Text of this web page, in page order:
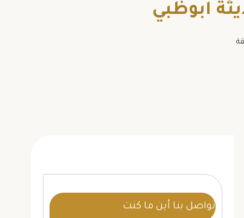
تواصل بنا أين ما كنت